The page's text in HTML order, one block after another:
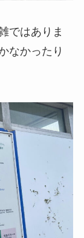
ではありま
なかったり